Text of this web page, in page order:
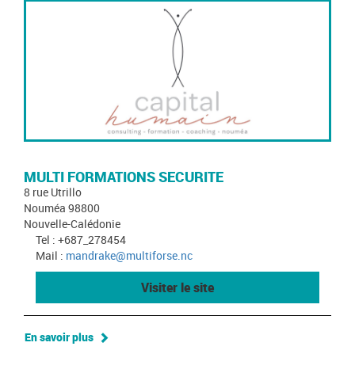
MULTI FORMATIONS SECURITE
8 rue Utrillo
Nouméa 98800
Nouvelle-Calédonie
Tel : +687_278454
Mail : mandrake@multiforse.nc
Visiter le site
En savoir plus